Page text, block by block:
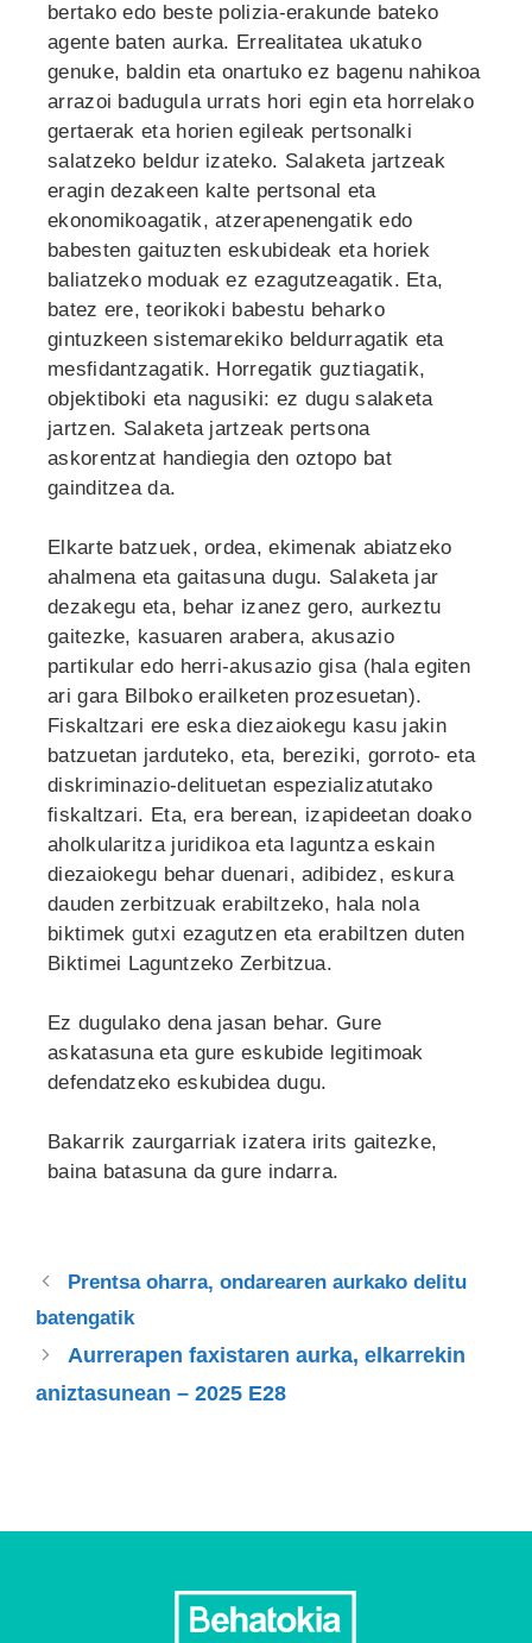
bertako edo beste polizia-erakunde bateko
agente baten aurka. Errealitatea ukatuko
genuke, baldin eta onartuko ez bagenu nahikoa
arrazoi badugula urrats hori egin eta horrelako
gertaerak eta horien egileak pertsonalki
salatzeko beldur izateko. Salaketa jartzeak
eragin dezakeen kalte pertsonal eta
ekonomikoagatik, atzerapenengatik edo
babesten gaituzten eskubideak eta horiek
baliatzeko moduak ez ezagutzeagatik. Eta,
batez ere, teorikoki babestu beharko
gintuzkeen sistemarekiko beldurragatik eta
mesfidantzagatik. Horregatik guztiagatik,
objektiboki eta nagusiki: ez dugu salaketa
jartzen. Salaketa jartzeak pertsona
askorentzat handiegia den oztopo bat
gainditzea da.
Elkarte batzuek, ordea, ekimenak abiatzeko
ahalmena eta gaitasuna dugu. Salaketa jar
dezakegu eta, behar izanez gero, aurkeztu
gaitezke, kasuaren arabera, akusazio
partikular edo herri-akusazio gisa (hala egiten
ari gara Bilboko erailketen prozesuetan).
Fiskaltzari ere eska diezaiokegu kasu jakin
batzuetan jarduteko, eta, bereziki, gorroto- eta
diskriminazio-delituetan espezializatutako
fiskaltzari. Eta, era berean, izapideetan doako
aholkularitza juridikoa eta laguntza eskain
diezaiokegu behar duenari, adibidez, eskura
dauden zerbitzuak erabiltzeko, hala nola
biktimek gutxi ezagutzen eta erabiltzen duten
Biktimei Laguntzeko Zerbitzua.
Ez dugulako dena jasan behar. Gure
askatasuna eta gure eskubide legitimoak
defendatzeko eskubidea dugu.
Bakarrik zaurgarriak izatera irits gaitezke,
baina batasuna da gure indarra.
Prentsa oharra, ondarearen aurkako delitu
batengatik
Aurrerapen faxistaren aurka, elkarrekin
aniztasunean – 2025 E28